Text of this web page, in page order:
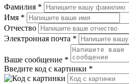
Фамилия *
Имя *
Отчество
Электронная почта *
Ваше сообщение *
Введите код с картинки *